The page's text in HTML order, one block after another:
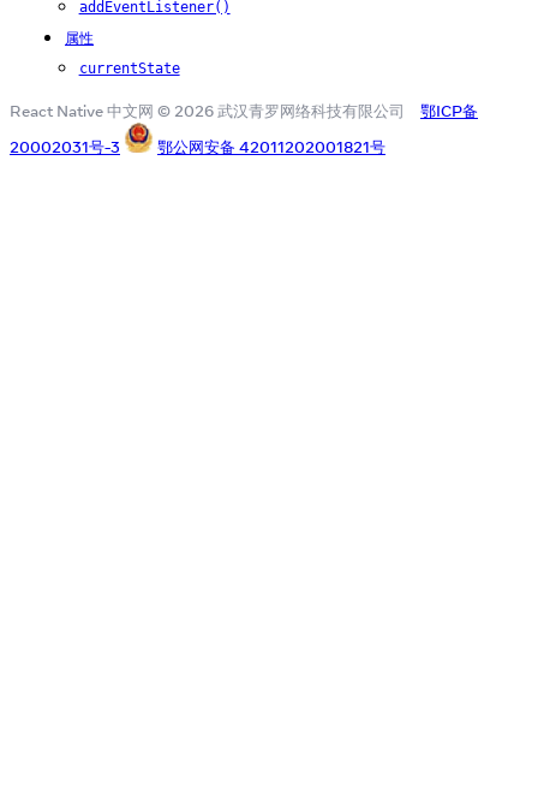
addEventListener()
属性
currentState
React Native 中文网 © 2026 武汉青罗网络科技有限公司
鄂ICP备
20002031号-3
鄂公网安备 42011202001821号